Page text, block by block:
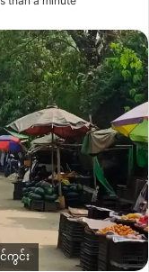
ကွင်း